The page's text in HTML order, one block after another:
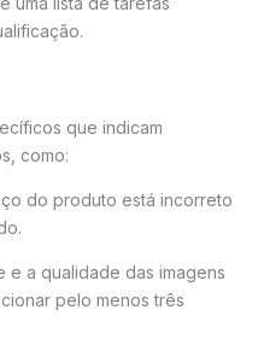
que indicam
como:
do produto está incorreto
e a qualidade das imagens
pelo menos três